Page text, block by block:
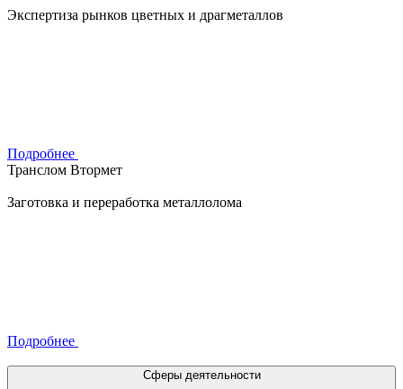
Экспертиза рынков цветных и драгметаллов
Подробнее
Транслом Втормет
Заготовка и переработка металлолома
Подробнее
Сферы деятельности